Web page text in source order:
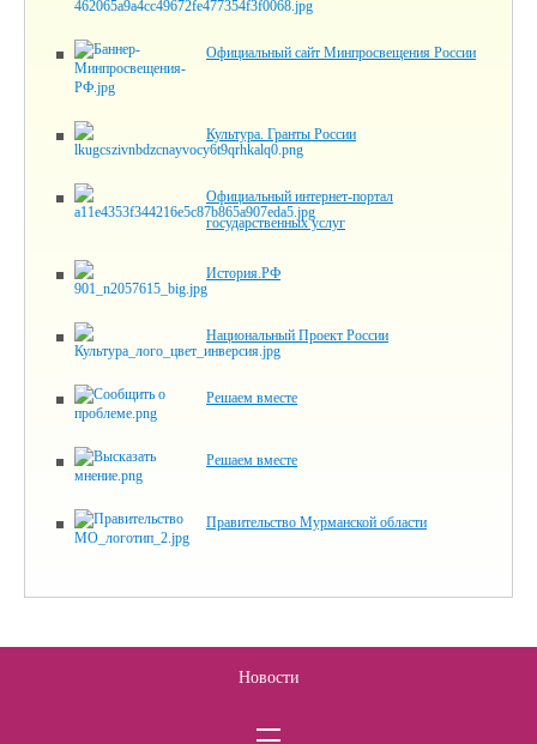
Официальный сайт Минпросвещения России
Культура. Гранты России
Официальный интернет-портал
государственных услуг
История.РФ
Национальный Проект России
Решаем вместе
Решаем вместе
Правительство Мурманской области
Новости